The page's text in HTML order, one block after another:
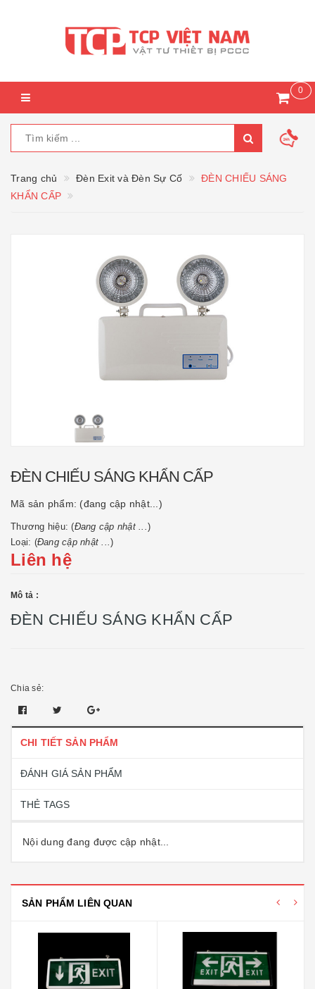
0
Trang chủ Đèn Exit và Đèn Sự Cố
ĐÈN CHIẾU SÁNG
KHẨN CẤP
ĐÈN CHIẾU SÁNG KHẨN CẤP
Mã sản phẩm: (đang cập nhật...)
Thương hiệu: (Đang cập nhật ...)
Loại: (Đang cập nhật ...)
Liên hệ
Mô tả :
ĐÈN CHIẾU SÁNG KHẨN CẤP
Chia sẻ:
CHI TIẾT SẢN PHẨM
ĐÁNH GIÁ SẢN PHẨM
THẺ TAGS
Nội dung đang được cập nhật...
SẢN PHẨM LIÊN QUAN